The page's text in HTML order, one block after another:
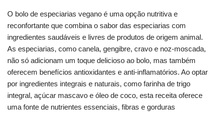
O bolo de especiarias vegano é uma opção nutritiva e
reconfortante que combina o sabor das especiarias com
ingredientes saudáveis e livres de produtos de origem animal.
As especiarias, como canela, gengibre, cravo e noz-moscada,
não só adicionam um toque delicioso ao bolo, mas também
oferecem benefícios antioxidantes e anti-inflamatórios. Ao optar
por ingredientes integrais e naturais, como farinha de trigo
integral, açúcar mascavo e óleo de coco, esta receita oferece
uma fonte de nutrientes essenciais, fibras e gorduras